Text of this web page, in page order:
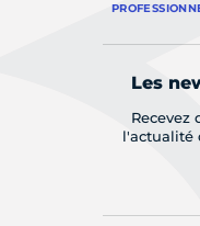
Les
Recevez
l'actualité